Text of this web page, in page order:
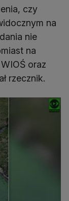
czy
na
nie
na
oraz
rzecznik.